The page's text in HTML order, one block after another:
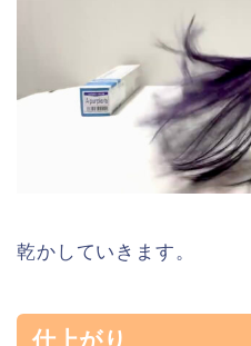
乾かしていきます。
仕上がり